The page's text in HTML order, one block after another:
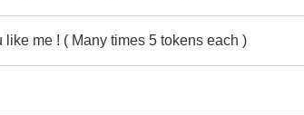
like me ! ( Many times 5 tokens each )